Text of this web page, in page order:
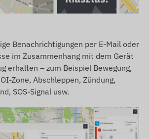
Benachrichtigungen per E-Mail oder
im Zusammenhang mit dem Gerät
erhalten – zum Beispiel Bewegung,
Zone, Abschleppen, Zündung,
SOS-Signal usw.